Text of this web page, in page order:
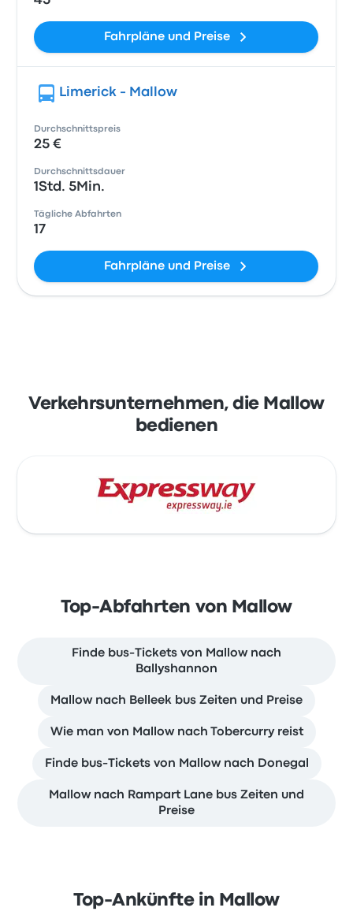
Fahrpläne und Preise
Limerick - Mallow
Durchschnittspreis
25 €
Durchschnittsdauer
1Std. 5Min.
Tägliche Abfahrten
17
Fahrpläne und Preise
Verkehrsunternehmen, die Mallow
bedienen
Top-Abfahrten von Mallow
Finde bus-Tickets von Mallow nach
Ballyshannon
Mallow nach Belleek bus Zeiten und Preise
Wie man von Mallow nach Tobercurry reist
Finde bus-Tickets von Mallow nach Donegal
Mallow nach Rampart Lane bus Zeiten und
Preise
Top-Ankünfte in Mallow